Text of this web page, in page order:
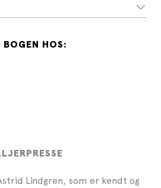
PRESSE
Lindgren, som er kendt og
BOGEN HOS: